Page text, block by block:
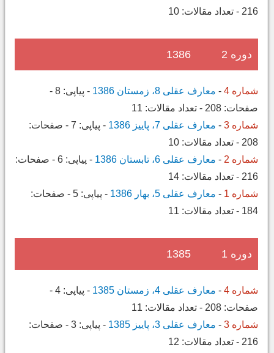
216
- تعداد مقالات: 10
دوره 2 1386
شماره 4 - معارف عقلی 8، زمستان 1386 - پیاپی: 8
-
صفحات: 208
- تعداد مقالات: 11
شماره 3
- معارف عقلی 7، پاییز 1386 - پیاپی: 7
- صفحات:
208
- تعداد مقالات: 10
شماره 2
- معارف عقلی 6، تابستان 1386 - پیاپی: 6
- صفحات:
216
- تعداد مقالات: 14
شماره 1
- معارف عقلی 5، بهار 1386 - پیاپی: 5
- صفحات:
184
- تعداد مقالات: 11
دوره 1 1385
شماره 4 - معارف عقلی 4، زمستان 1385 - پیاپی: 4
-
صفحات: 208
- تعداد مقالات: 11
شماره 3
- معارف عقلی 3، پاییز 1385 - پیاپی: 3
- صفحات:
216
- تعداد مقالات: 12